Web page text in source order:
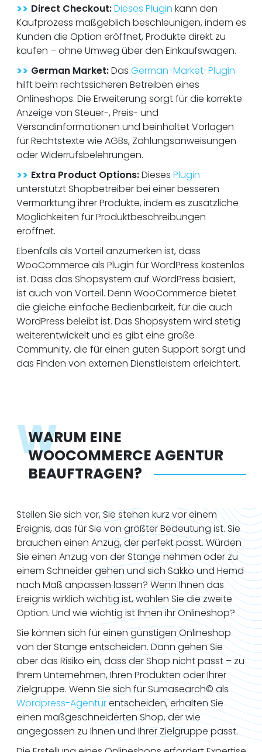
>> Direct Checkout:Dieses Plugin kann den
Kaufprozess maßgeblich beschleunigen, indem es
Kunden die Option eröffnet, Produkte direkt zu
kaufen – ohne Umweg über den Einkaufswagen.
>> German Market:Das German-Market-Plugin
hilft beim rechtssicheren Betreiben eines
Onlineshops. Die Erweiterung sorgt für die korrekte
Anzeige von Steuer-, Preis- und
Versandinformationen und beinhaltet Vorlagen
für Rechtstexte wie AGBs, Zahlungsanweisungen
oder Widerrufsbelehrungen.
>> Extra Product Options:Dieses Plugin
unterstützt Shopbetreiber bei einer besseren
Vermarktung ihrer Produkte, indem es zusätzliche
Möglichkeiten für Produktbeschreibungen
eröffnet.
Ebenfalls als Vorteil anzumerken ist, dass
WooCommerce als Plugin für WordPress kostenlos
ist. Dass das Shopsystem auf WordPress basiert,
ist auch von Vorteil. Denn WooCommerce bietet
die gleiche einfache Bedienbarkeit, für die auch
WordPress beleibt ist. Das Shopsystem wird stetig
weiterentwickelt und es gibt eine große
Community, die für einen guten Support sorgt und
das Finden von externen Dienstleistern erleichtert.
W
WARUM EINE
WOOCOMMERCE AGENTUR
BEAUFTRAGEN?
Stellen Sie sich vor, Sie stehen kurz vor einem
Ereignis, das für Sie von größter Bedeutung ist. Sie
brauchen einen Anzug, der perfekt passt. Würden
Sie einen Anzug von der Stange nehmen oder zu
einem Schneider gehen und sich Sakko und Hemd
nach Maß anpassen lassen? Wenn Ihnen das
Ereignis wirklich wichtig ist, wählen Sie die zweite
Option. Und wie wichtig ist Ihnen ihr Onlineshop?
Sie können sich für einen günstigen Onlineshop
von der Stange entscheiden. Dann gehen Sie
aber das Risiko ein, dass der Shop nicht passt – zu
Ihrem Unternehmen, Ihren Produkten oder Ihrer
Zielgruppe. Wenn Sie sich für Sumasearch© als
Wordpress-Agenturentscheiden, erhalten Sie
einen maßgeschneiderten Shop, der wie
angegossen zu Ihnen und Ihrer Zielgruppe passt.